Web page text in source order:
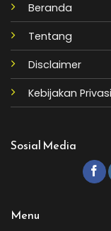
Beranda
Tentang
Disclaimer
Kebijakan Privasi
Sosial Media
Menu